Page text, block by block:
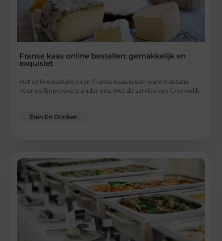
Franse kaas online bestellen: gemakkelijk en
exquisiet
Het online bestellen van Franse kaas is een ware traktatie
voor de fijnproevers onder ons. Met de service van Cromwijk
Eten En Drinken